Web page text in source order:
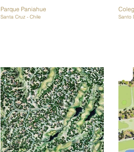
Parque Paniahue
Santa Cruz - Chile Santo